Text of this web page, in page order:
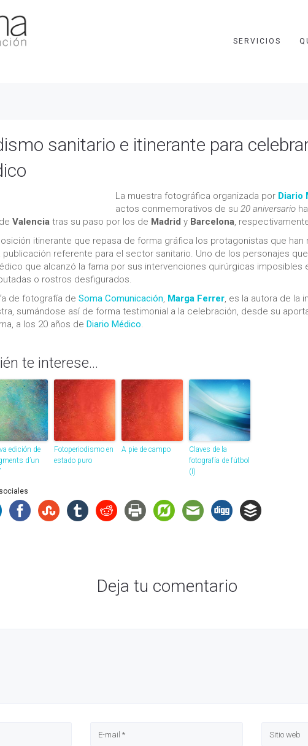
SERVICIOS
sanitario e itinerante para
La muestra fotográfica organizada por Diario
actos conmemorativos de su 20 aniversario
de Valencia tras su paso por los de Madrid y Barcelona,
itinerante que repasa de forma gráfica los protagonistas que han
publicación referente para el sector sanitario. Uno de los personajes
que alcanzó la fama por sus intervenciones quirúrgicas imposibles
o rostros desfigurados.
de fotografía de Soma Comunicación, Marga Ferrer, es la autora de la
sumándose así de forma testimonial a la celebración, desde su
a los 20 años de Diario Médico.
te interese...
edición de
d’un
Fotoperiodismo en
estado puro
A pie de campo
Claves de la
fotografía de fútbol
(I)
Deja tu comentario